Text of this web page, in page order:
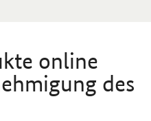
online
des